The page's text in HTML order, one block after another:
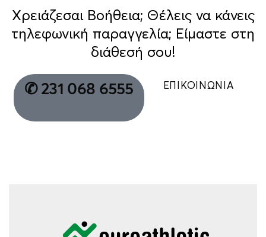
Χρειάζεσαι Βοήθεια; Θέλεις να κάνεις
τηλεφωνική παραγγελία; Είμαστε στη
διάθεσή σου!
✆ 231 068 6555 ΕΠΙΚΟΙΝΩΝΙΑ